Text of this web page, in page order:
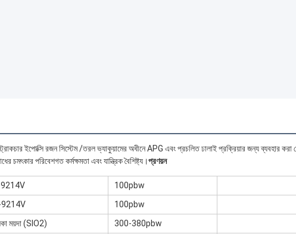
ইপোক্সি রজন সিস্টেম /তরল ভ্যাকুয়ামের অধীনে APG এবং প্রচলিত ঢালাই প্রক্রিয়ার জন্য ব্যবহার করা
পরিবেশগত কর্মক্ষমতা এবং যান্ত্রিক বৈশিষ্ট্য।প্রণয়ন
9214V
100pbw
9214V
100pbw
ময়দা (SIO2)
300-380pbw